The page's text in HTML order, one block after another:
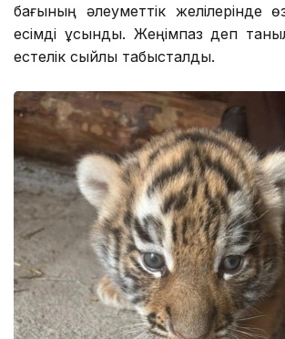
бағының әлеуметтік желілерінде
есімді ұсынды. Жеңімпаз деп
естелік сыйлық табысталды.